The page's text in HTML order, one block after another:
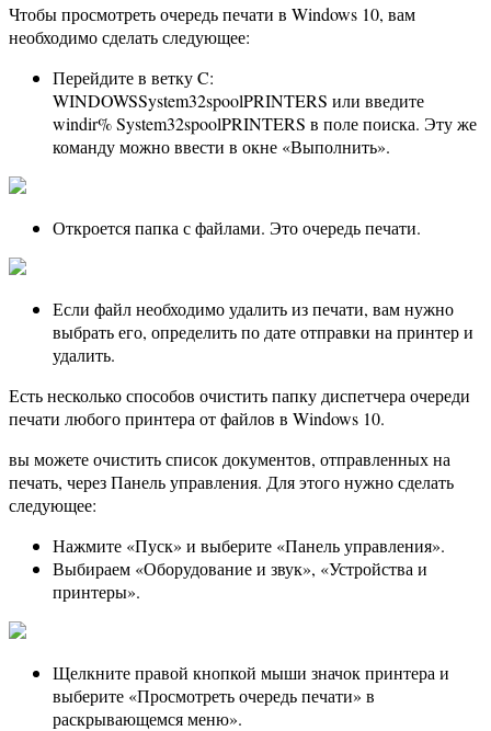
Чтобы просмотреть очередь печати в Windows 10, вам
необходимо сделать следующее:
Перейдите в ветку C:
WINDOWSSystem32spoolPRINTERS или введите
windir% System32spoolPRINTERS в поле поиска. Эту же
команду можно ввести в окне «Выполнить».
Откроется папка с файлами. Это очередь печати.
Если файл необходимо удалить из печати, вам нужно
выбрать его, определить по дате отправки на принтер и
удалить.
Есть несколько способов очистить папку диспетчера очереди
печати любого принтера от файлов в Windows 10.
вы можете очистить список документов, отправленных на
печать, через Панель управления. Для этого нужно сделать
следующее:
Нажмите «Пуск» и выберите «Панель управления».
Выбираем «Оборудование и звук», «Устройства и
принтеры».
Щелкните правой кнопкой мыши значок принтера и
выберите «Просмотреть очередь печати» в
раскрывающемся меню».